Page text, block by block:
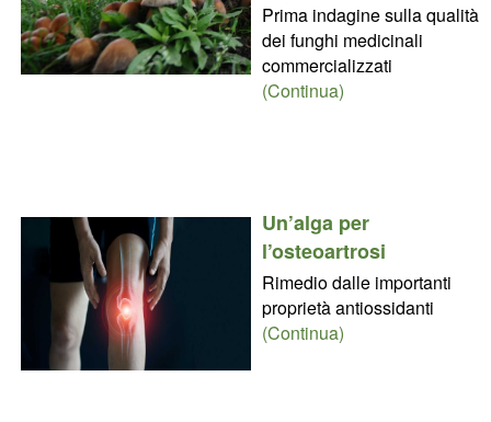
Prima indagine sulla qualità
dei funghi medicinali
commercializzati
(Continua)
Un’alga per
l’osteoartrosi
Rimedio dalle importanti
proprietà antiossidanti
(Continua)